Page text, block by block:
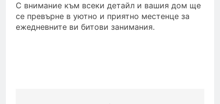
С внимание към всеки детайл и вашия дом ще
се превърне в уютно и приятно местенце за
ежедневните ви битови занимания.